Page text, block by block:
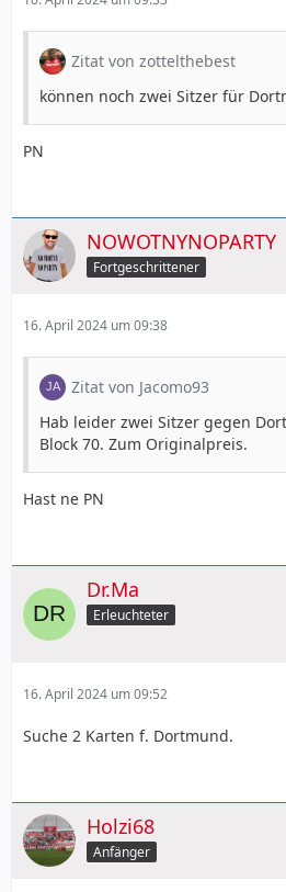
Zitat von zottelthebest
können noch zwei Sitzer für
PN
NOWOTNYNOPARTY
Fortgeschrittener
16. April 2024 um 09:38
Zitat von Jacomo93
Hab leider zwei Sitzer gegen
Block 70. Zum Originalpreis.
Hast ne PN
Dr.Ma
Erleuchteter
16. April 2024 um 09:52
Suche 2 Karten f. Dortmund.
Holzi68
Anfänger